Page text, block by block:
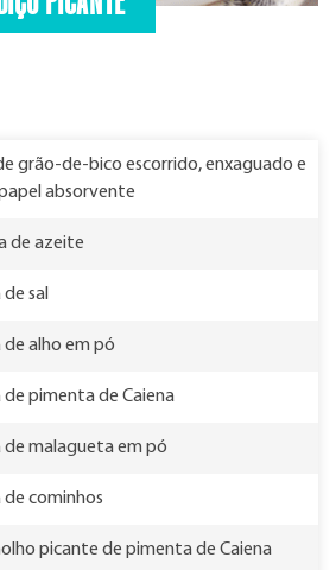
grão-de-bico escorrido, enxaguado e
absorvente
de azeite
sal
alho em pó
pimenta de Caiena
de malagueta em pó
cominhos
picante de pimenta de Caiena